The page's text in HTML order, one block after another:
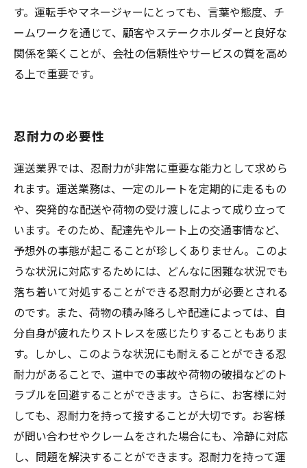
す。運転手やマネージャーにとっても、言葉や態度、チ
ームワークを通じて、顧客やステークホルダーと良好な
関係を築くことが、会社の信頼性やサービスの質を高め
る上で重要です。
忍耐力の必要性
運送業界では、忍耐力が非常に重要な能力として求めら
れます。運送業務は、一定のルートを定期的に走るもの
や、突発的な配送や荷物の受け渡しによって成り立って
います。そのため、配達先やルート上の交通事情など、
予想外の事態が起こることが珍しくありません。このよ
うな状況に対応するためには、どんなに困難な状況でも
落ち着いて対処することができる忍耐力が必要とされる
のです。また、荷物の積み降ろしや配達によっては、自
分自身が疲れたりストレスを感じたりすることもありま
す。しかし、このような状況にも耐えることができる忍
耐力があることで、道中での事故や荷物の破損などのト
ラブルを回避することができます。さらに、お客様に対
しても、忍耐力を持って接することが大切です。お客様
が問い合わせやクレームをされた場合にも、冷静に対応
し、問題を解決することができます。忍耐力を持って運